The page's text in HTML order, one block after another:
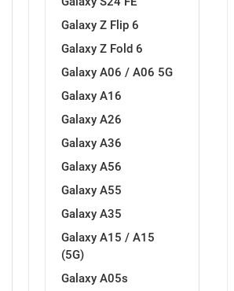
Galaxy Z Flip 6
Galaxy Z Fold 6
Galaxy A06 / A06 5G
Galaxy A16
Galaxy A26
Galaxy A36
Galaxy A56
Galaxy A55
Galaxy A35
Galaxy A15 / A15
(5G)
Galaxy A05s
Svemirska kolekcija
Love motivi